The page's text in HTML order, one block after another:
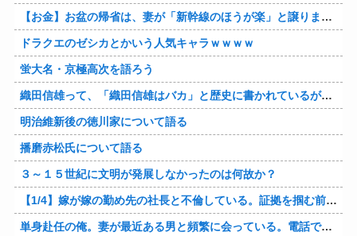
【お金】お盆の帰省は、妻が「新幹線のほうが楽」と譲りません。東京から大阪まで家族4人だと往復「10万円」近くかかるため、私は車で節約したいのですが、実際の費用はどれくらい違うのでしょうか？
ドラクエのゼシカとかいう人気キャラｗｗｗｗ
蛍大名・京極高次を語ろう
織田信雄って、「織田信雄はバカ」と歴史に書かれているが今まで家が残っているんでバカではないよな？
明治維新後の徳川家について語る
播磨赤松氏について語る
３～１５世紀に文明が発展しなかったのは何故か？
【1/4】嫁が嫁の勤め先の社長と不倫している。証拠を掴む前に嫁から離婚を切り出されたので、ハッタリかまして証拠を握っているフリしたら、向こうから示談話を振ってきたｗ
単身赴任の俺。妻が最近ある男と頻繁に会っている。電話で問い詰めた。「好きなのはアナタ、でも会えないのがツライ、寂しいから・・・」妻は、その男と不倫関係に発展した様だ…